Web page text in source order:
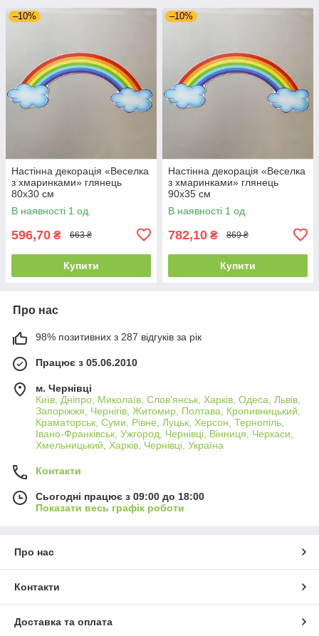
–10%
Настінна декорація «Веселка
з хмаринками» глянець
80х30 см
В наявності 1 од.
596,70 ₴ 663 ₴
Купити
–10%
Настінна декорація «Веселка
з хмаринками» глянець
90х35 см
В наявності 1 од.
782,10 ₴ 869 ₴
Купити
Про нас
98% позитивних з 287 відгуків за рік
Працює з 05.06.2010
м. Чернівці
Київ, Дніпро, Миколаїв, Слов'янськ, Харків, Одеса, Львів,
Запоріжжя, Чернігів, Житомир, Полтава, Кропивницький,
Краматорськ, Суми, Рівне, Луцьк, Херсон, Тернопіль,
Івано-Франківськ, Ужгород, Чернівці, Вінниця, Черкаси,
Хмельницький, Харків, Чернівці, Україна
Контакти
Сьогодні працює з 09:00 до 18:00
Показати весь графік роботи
Про нас
Контакти
Доставка та оплата